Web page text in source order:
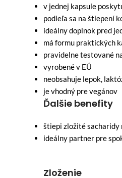
v jednej kapsule
podieľa sa na štiepení
ideálny doplnok pred
má formu praktických
pravidelne testované
vyrobené v EÚ
neobsahuje lepok,
je vhodný pre vegánov
Ďalšie benefity
štiepi zložité sacharidy
ideálny partner pre
Zloženie